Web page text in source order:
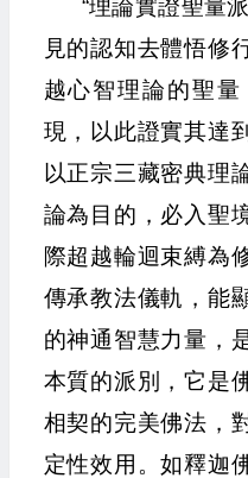
“理論實證聖量
見的認知去體悟修
越心智理論的聖
現，以此證實其達
以正宗三藏密典理
論為目的，必入聖
際超越輪迴束縛為
傳承教法儀軌，能
的神通智慧力量，
本質的派別，它是
相契的完美佛法，
定性效用。如釋迦